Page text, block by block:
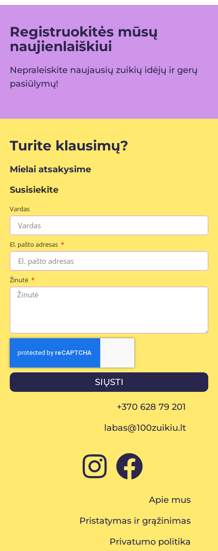
Registruokitės mūsų
naujienlaiškiui
Nepraleiskite naujausių zuikių idėjų ir gerų
pasiūlymų!
Turite klausimų?
Mielai atsakysime
Susisiekite
Vardas
El. pašto adresas
Žinutė
SIŲSTI
+370 628 79 201
labas@100zuikiu.lt
Apie mus
Pristatymas ir grąžinimas
Privatumo politika